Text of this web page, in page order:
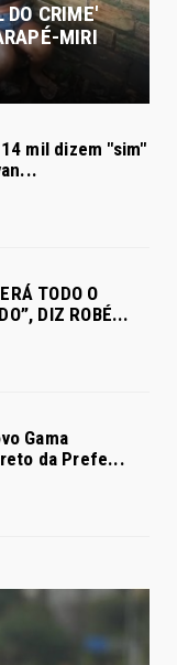
DO CRIME'
MIRI
14 mil dizem "sim"
TODO O
DIZ ROBÉ...
Gama
da Prefe...